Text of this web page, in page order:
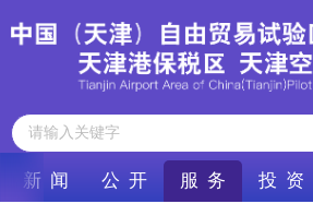
新 闻 公 开 服 务 投 资